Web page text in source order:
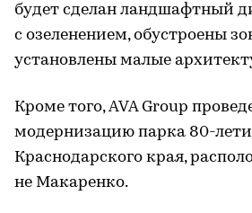
будет сделан ландшафтный
с озеленением, обустроены
установлены малые
Кроме того, AVA Group
модернизацию парка 80-
Краснодарского края,
не Макаренко.